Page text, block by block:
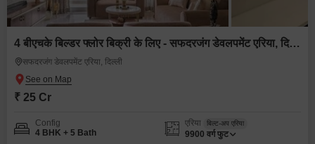
4 बीएचके बिल्डर फ्लोर बिक्री के लिए - सफदरजंग डेवलपमेंट एरिया, दिल्ली
सफदरजंग डेवलपमेंट एरिया, दिल्ली
₹ 25 Cr
Config
4 BHK + 5 Bath
एरिया बिल्ट-अप एरिया
9900 वर्ग फुट